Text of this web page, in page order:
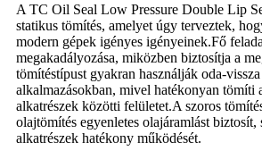
A TC Oil Seal Low Pressure Double Lip
statikus tömítés, amelyet úgy terveztek,
modern gépek igényes igényeinek.Fő
megakadályozása, miközben biztosítja a
tömítéstípust gyakran használják oda-
alkalmazásokban, mivel hatékonyan tömíti
alkatrészek közötti felületet.A szoros
olajtömítés egyenletes olajáramlást biztosít,
alkatrészek hatékony működését.